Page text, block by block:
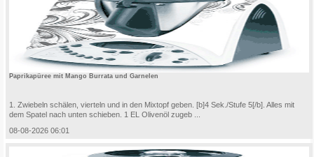
Paprikapüree mit Mango Burrata und Garnelen
1. Zwiebeln schälen, vierteln und in den Mixtopf geben. [b]4 Sek./Stufe 5[/b]. Alles mit
dem Spatel nach unten schieben. 1 EL Olivenöl zugeb ...
08-08-2026 06:01